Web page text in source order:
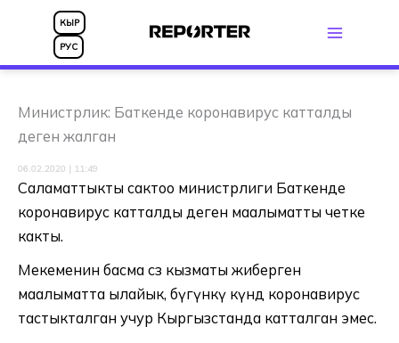
КЫР
РУС
Министрлик: Баткенде коронавирус катталды
деген жалган
06.02.2020 | 11:49
Саламаттыкты сактоо министрлиги Баткенде
коронавирус катталды деген маалыматты четке
какты.
Мекеменин басма сөз кызматы жиберген
маалыматта ылайык, бүгүнкү күндө коронавирус
тастыкталган учур Кыргызстанда катталган эмес.